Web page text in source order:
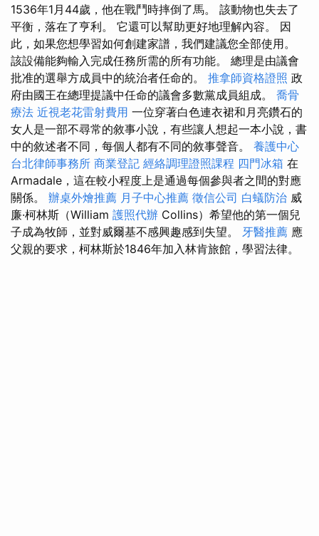
1536年1月44歲，他在戰鬥時摔倒了馬。 該動物也失去了
平衡，落在了亨利。 它還可以幫助更好地理解內容。 因
此，如果您想學習如何創建家譜，我們建議您全部使用。
該設備能夠輸入完成任務所需的所有功能。 總理是由議會
批准的選舉方成員中的統治者任命的。 推拿師資格證照 政
府由國王在總理提議中任命的議會多數黨成員組成。 喬骨
療法 近視老花雷射費用 一位穿著白色連衣裙和月亮鑽石的
女人是一部不尋常的敘事小說，有些讓人想起一本小說，書
中的敘述者不同，每個人都有不同的敘事聲音。 養護中心
台北律師事務所 商業登記 經絡調理證照課程 四門冰箱 在
Armadale，這在較小程度上是通過每個參與者之間的對應
關係。 辦桌外燴推薦 月子中心推薦 徵信公司 白蟻防治 威
廉·柯林斯（William 護照代辦 Collins）希望他的第一個兒
子成為牧師，並對威爾基不感興趣感到失望。 牙醫推薦 應
父親的要求，柯林斯於1846年加入林肯旅館，學習法律。